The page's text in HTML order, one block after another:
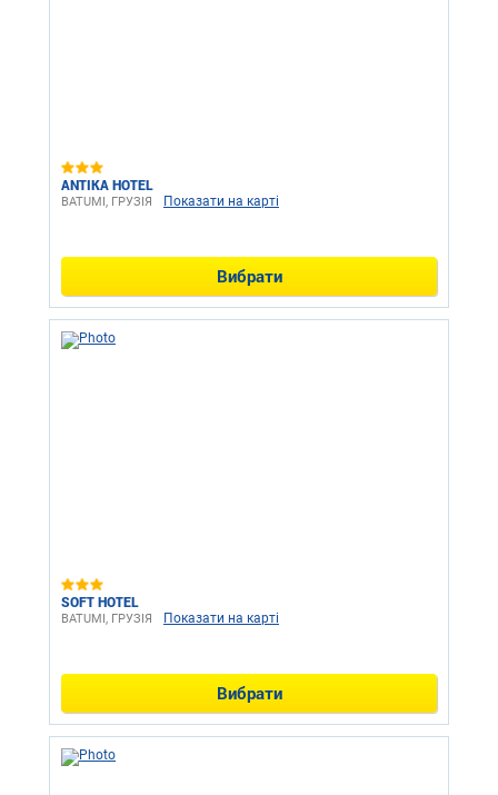
ANTIKA HOTEL
BATUMI, ГРУЗІЯ Показати на карті
Вибрати
SOFT HOTEL
BATUMI, ГРУЗІЯ Показати на карті
Вибрати